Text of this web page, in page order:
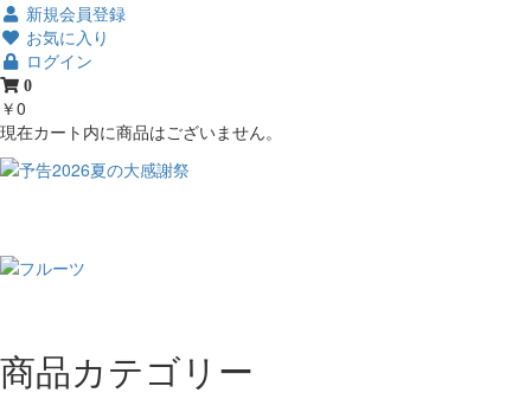
新規会員登録
お気に入り
ログイン
0
￥0
現在カート内に商品はございません。
商品カテゴリー